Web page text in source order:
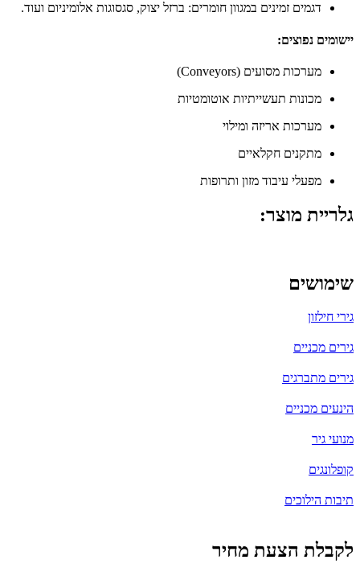
דגמים זמינים במגוון חומרים: ברזל יצוק, סגסוגות אלומיניום ועוד.
יישומים נפוצים:
מערכות מסועים (Conveyors)
מכונות תעשייתיות אוטומטיות
מערכות אריזה ומילוי
מתקנים חקלאיים
מפעלי עיבוד מזון ותרופות
גלריית מוצר:
שימושים
גירי חילזון
גירים מכניים
גירים מתברגים
הינעים מכניים
מנועי גיר
קופלונגים
תיבות הילוכים
לקבלת הצעת מחיר